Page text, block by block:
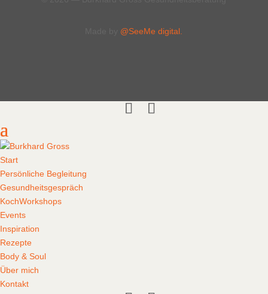
@SeeMe digital.
Start
Persönliche Begleitung
Gesundheitsgespräch
KochWorkshops
Events
Inspiration
Rezepte
Body & Soul
Über mich
Kontakt